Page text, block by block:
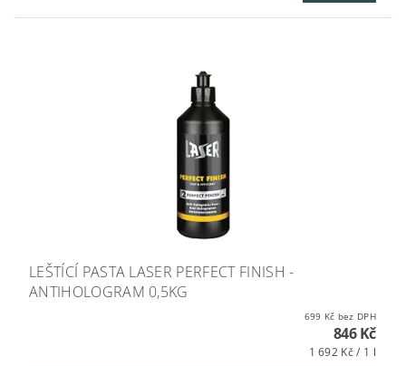
LEŠTÍCÍ PASTA LASER PERFECT FINISH -
ANTIHOLOGRAM 0,5KG
699 Kč bez DPH
846 Kč
1 692 Kč / 1 l